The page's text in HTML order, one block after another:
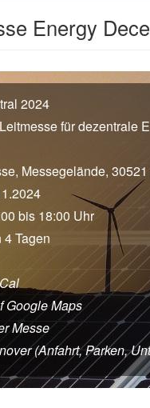
Energy
2024
für dezentrale
Messegelände,
bis 18:00 Uhr
Tagen
Google Maps
Messe
(Anfahrt, Parken,